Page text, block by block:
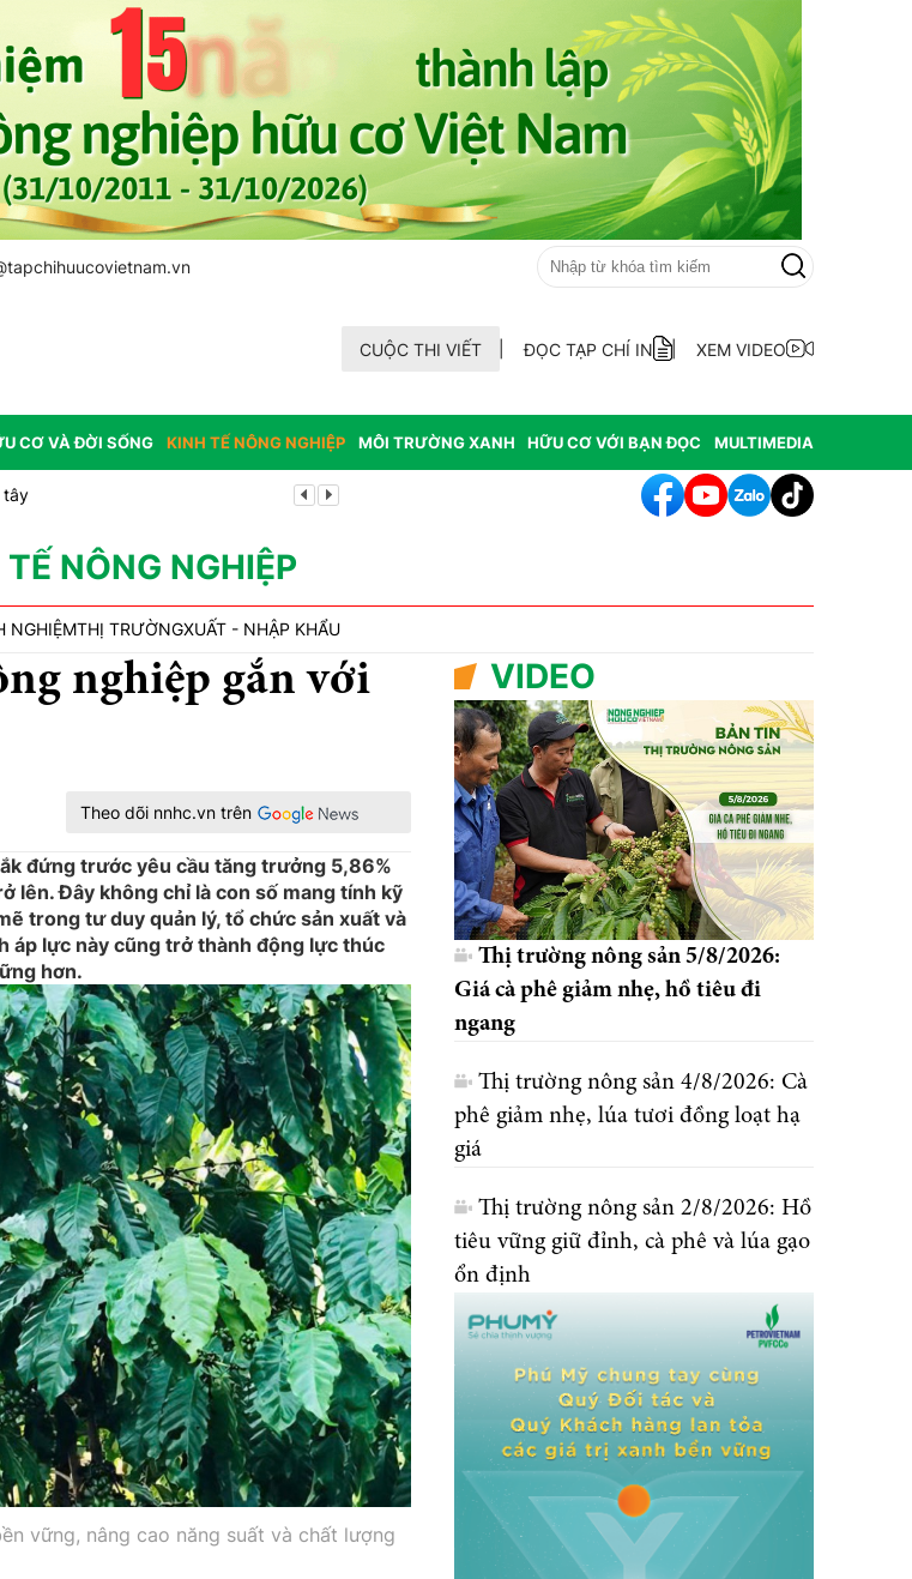
CUỘC THI VIẾT ĐỌC TẠP CHÍ IN XEM VIDEO
CƠ VÀ ĐỜI SỐNG KINH TẾ NÔNG NGHIỆP MÔI TRƯỜNG XANH HỮU CƠ VỚI BẠN ĐỌC MULTIMEDIA
tây Tp. Huế: Xã Quảng Điền ra mắt Tổ hợp tác nuôi trồng thủy sản thôn An Xuân
NÔNG NGHIỆP
NGHIỆMTHỊ TRƯỜNGXUẤT - NHẬP KHẨU
nghiệp gắn với
Theo dõi nnhc.vn trên
đứng trước yêu cầu tăng trưởng 5,86%
lên. Đây không chỉ là con số mang tính kỹ
trong tư duy quản lý, tổ chức sản xuất và
áp lực này cũng trở thành động lực thúc
hơn.
vững, nâng cao năng suất và chất lượng
VIDEO
Thị trường nông sản 5/8/2026:
Giá cà phê giảm nhẹ, hồ tiêu đi
ngang
Thị trường nông sản 4/8/2026: Cà
phê giảm nhẹ, lúa tươi đồng loạt hạ
giá
Thị trường nông sản 2/8/2026: Hồ
tiêu vững giữ đỉnh, cà phê và lúa gạo
ổn định